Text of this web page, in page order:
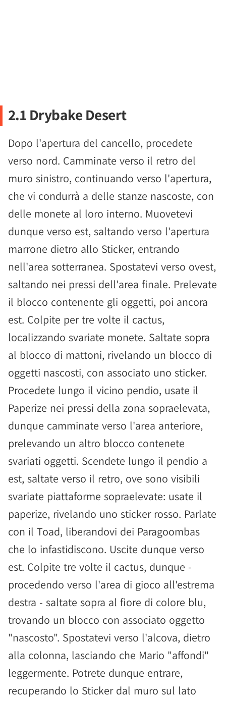
2.1 Drybake Desert
Dopo l'apertura del cancello, procedete
verso nord. Camminate verso il retro del
muro sinistro, continuando verso l'apertura,
che vi condurrà a delle stanze nascoste, con
delle monete al loro interno. Muovetevi
dunque verso est, saltando verso l'apertura
marrone dietro allo Sticker, entrando
nell'area sotterranea. Spostatevi verso ovest,
saltando nei pressi dell'area finale. Prelevate
il blocco contenente gli oggetti, poi ancora
est. Colpite per tre volte il cactus,
localizzando svariate monete. Saltate sopra
al blocco di mattoni, rivelando un blocco di
oggetti nascosti, con associato uno sticker.
Procedete lungo il vicino pendio, usate il
Paperize nei pressi della zona sopraelevata,
dunque camminate verso l'area anteriore,
prelevando un altro blocco contenete
svariati oggetti. Scendete lungo il pendio a
est, saltate verso il retro, ove sono visibili
svariate piattaforme sopraelevate: usate il
paperize, rivelando uno sticker rosso. Parlate
con il Toad, liberandovi dei Paragoombas
che lo infastidiscono. Uscite dunque verso
est. Colpite tre volte il cactus, dunque -
procedendo verso l'area di gioco all'estrema
destra - saltate sopra al fiore di colore blu,
trovando un blocco con associato oggetto
"nascosto". Spostatevi verso l'alcova, dietro
alla colonna, lasciando che Mario "affondi"
leggermente. Potrete dunque entrare,
recuperando lo Sticker dal muro sul lato